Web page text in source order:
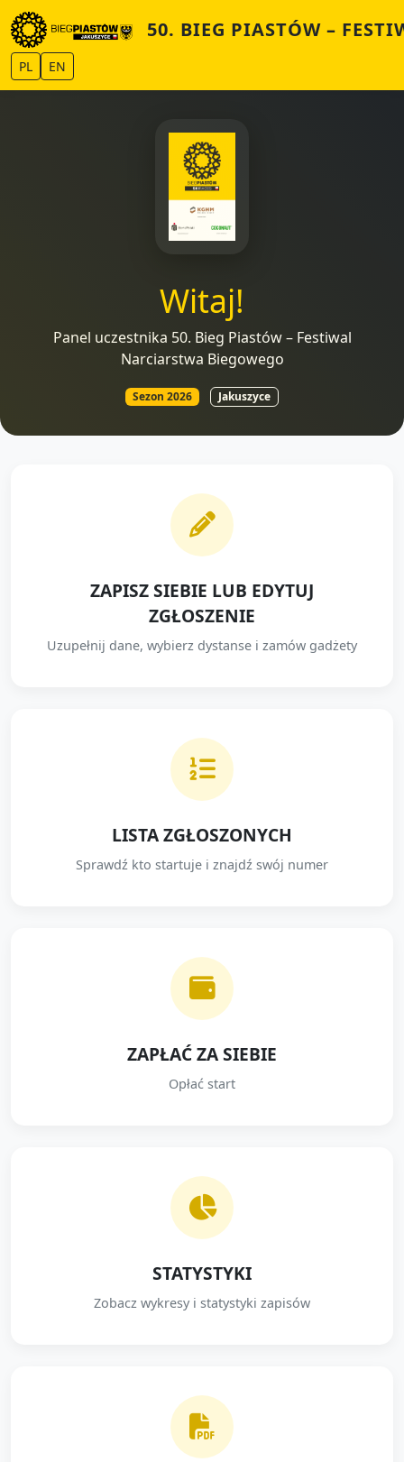
50. BIEG PIASTÓW –
PL EN
Witaj!
Panel uczestnika 50. Bieg Piastów – Festiwal
Narciarstwa Biegowego
Sezon 2026 Jakuszyce
ZAPISZ SIEBIE LUB EDYTUJ
ZGŁOSZENIE
Uzupełnij dane, wybierz dystanse i zamów gadżety
LISTA ZGŁOSZONYCH
Sprawdź kto startuje i znajdź swój numer
ZAPŁAĆ ZA SIEBIE
Opłać start
STATYSTYKI
Zobacz wykresy i statystyki zapisów